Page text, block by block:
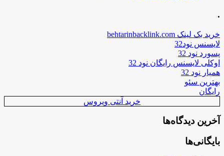
.
خرید بک لینک behtarinbacklink.com
لایسنس نود32
پسورد نود 32
اوکلی لایسنس رایگان نود 32
همیار نود 32
بهترین سئو
رایگان
خرید آنتی ویروس
آخرین دیدگاه‌ها
بایگانی‌ها